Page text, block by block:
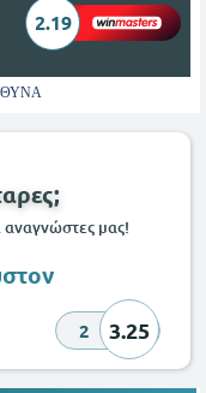
2.19
μας!
2 3.25